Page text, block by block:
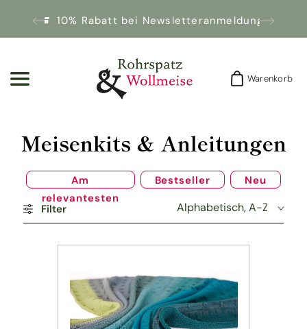
10% Rabatt bei Newsletteranmeldung!
Warenkorb
Warenkorb
K
a
t
e
Meisenkits & Anleitungen
Am
relevantesten
Bestseller Neu
Filter